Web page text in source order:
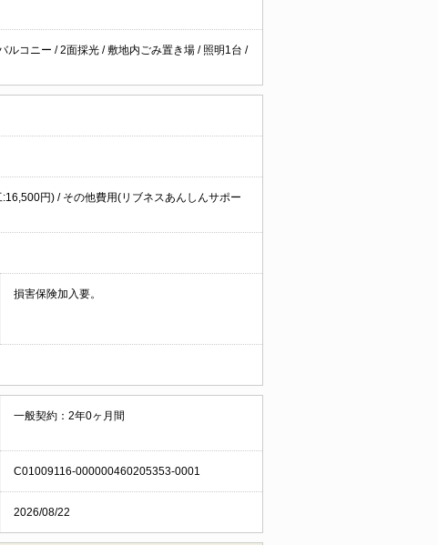
ルコニー /2面採光 /敷地内ごみ置き場 / 照明1台 /
円) / その他費用(リブネスあんしんサポー
損害保険加入要。
一般契約：2年0ヶ月間
C01009116-000000460205353-0001
2026/08/22